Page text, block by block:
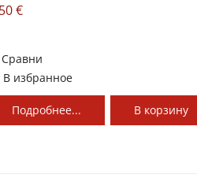
€
Сравни
В избранное
Подробнее... В корзину